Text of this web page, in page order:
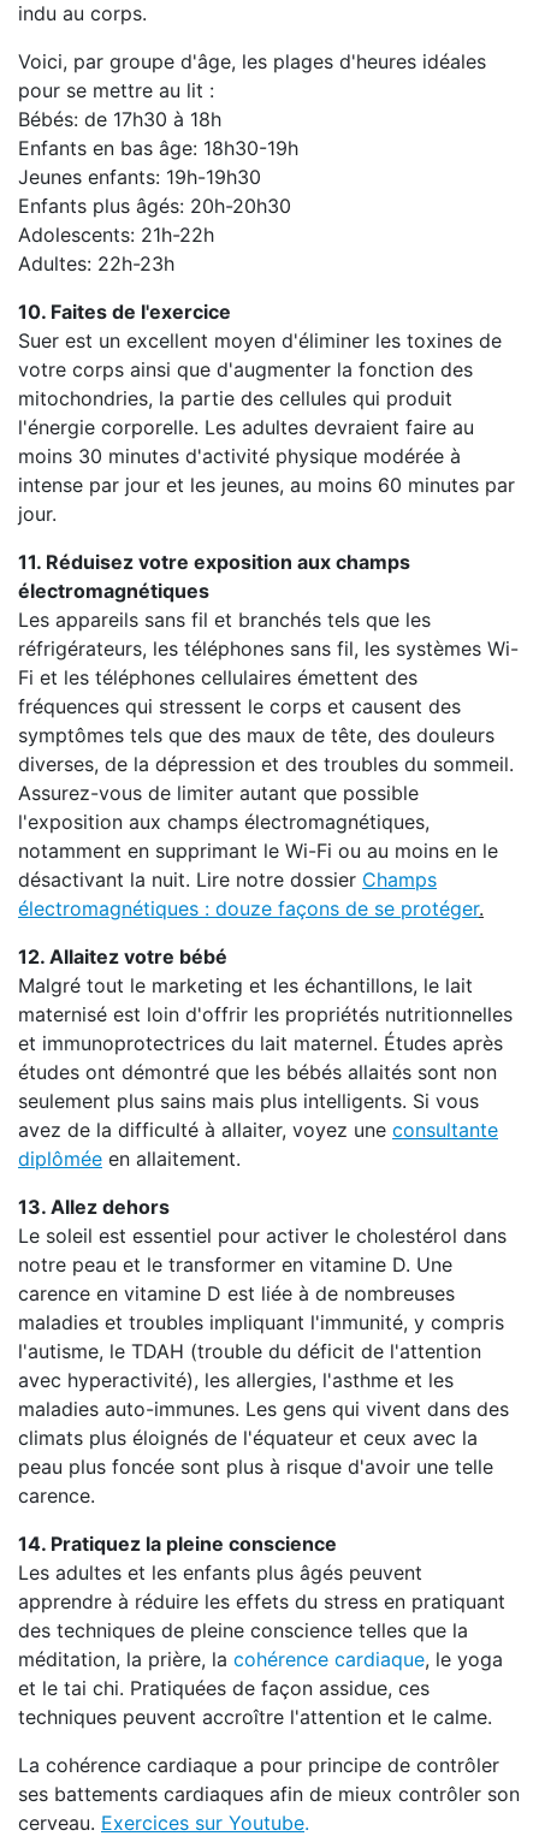
indu au corps.
Voici, par groupe d'âge, les plages d'heures idéales
pour se mettre au lit :
Bébés: de 17h30 à 18h
Enfants en bas âge: 18h30-19h
Jeunes enfants: 19h-19h30
Enfants plus âgés: 20h-20h30
Adolescents: 21h-22h
Adultes: 22h-23h
10. Faites de l'exercice
Suer est un excellent moyen d'éliminer les toxines de
votre corps ainsi que d'augmenter la fonction des
mitochondries, la partie des cellules qui produit
l'énergie corporelle. Les adultes devraient faire au
moins 30 minutes d'activité physique modérée à
intense par jour et les jeunes, au moins 60 minutes par
jour.
11. Réduisez votre exposition aux champs
électromagnétiques
Les appareils sans fil et branchés tels que les
réfrigérateurs, les téléphones sans fil, les systèmes Wi-
Fi et les téléphones cellulaires émettent des
fréquences qui stressent le corps et causent des
symptômes tels que des maux de tête, des douleurs
diverses, de la dépression et des troubles du sommeil.
Assurez-vous de limiter autant que possible
l'exposition aux champs électromagnétiques,
notamment en supprimant le Wi-Fi ou au moins en le
désactivant la nuit. Lire notre dossier Champs
électromagnétiques : douze façons de se protéger.
12. Allaitez votre bébé
Malgré tout le marketing et les échantillons, le lait
maternisé est loin d'offrir les propriétés nutritionnelles
et immunoprotectrices du lait maternel. Études après
études ont démontré que les bébés allaités sont non
seulement plus sains mais plus intelligents. Si vous
avez de la difficulté à allaiter, voyez une consultante
diplômée en allaitement.
13. Allez dehors
Le soleil est essentiel pour activer le cholestérol dans
notre peau et le transformer en vitamine D. Une
carence en vitamine D est liée à de nombreuses
maladies et troubles impliquant l'immunité, y compris
l'autisme, le TDAH (trouble du déficit de l'attention
avec hyperactivité), les allergies, l'asthme et les
maladies auto-immunes. Les gens qui vivent dans des
climats plus éloignés de l'équateur et ceux avec la
peau plus foncée sont plus à risque d'avoir une telle
carence.
14. Pratiquez la pleine conscience
Les adultes et les enfants plus âgés peuvent
apprendre à réduire les effets du stress en pratiquant
des techniques de pleine conscience telles que la
méditation, la prière, la cohérence cardiaque, le yoga
et le tai chi. Pratiquées de façon assidue, ces
techniques peuvent accroître l'attention et le calme.
La cohérence cardiaque a pour principe de contrôler
ses battements cardiaques afin de mieux contrôler son
cerveau. Exercices sur Youtube.